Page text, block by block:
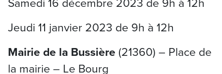
Samedi 16 décembre 2023 de 9h à 12h
Jeudi 11 janvier 2023 de 9h à 12h
Mairie de la Bussière (21360) – Place de
la mairie – Le Bourg